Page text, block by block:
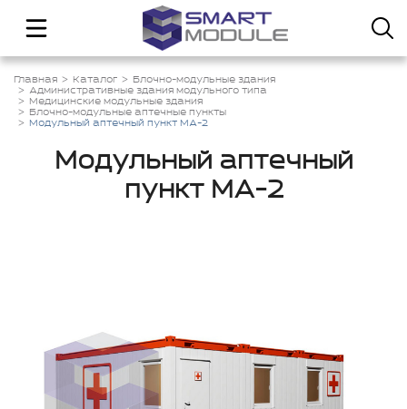
Главная Каталог
Блочно-модульные здания
Административные здания модульного типа
Медицинские модульные здания
Блочно-модульные аптечные пункты
Модульный аптечный пункт МА-2
Модульный аптечный
пункт МА-2